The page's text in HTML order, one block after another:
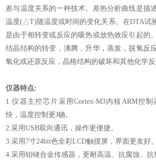
差与温度关系的一种技术。差热分析曲线是描
温度(△T)随温度或时间的变化关系。在DTA试
是由于相转变或反应的吸热或放热效应引起的
结晶结构的转变，沸腾，升华，蒸发，脱氢反
氧化或还原反应，晶格结构的破坏和其他化学反
仪器特点:
1.仪器主控芯片采用Cortex-M3内核ARM控
快，温度控制更J确。
2.采用USB双向通讯，操作更便捷。
3.采用7寸24bit色全彩LCD触摸屏，界面更友好。
4.采用铂铑合金传感器，更耐高温、抗腐蚀、抗